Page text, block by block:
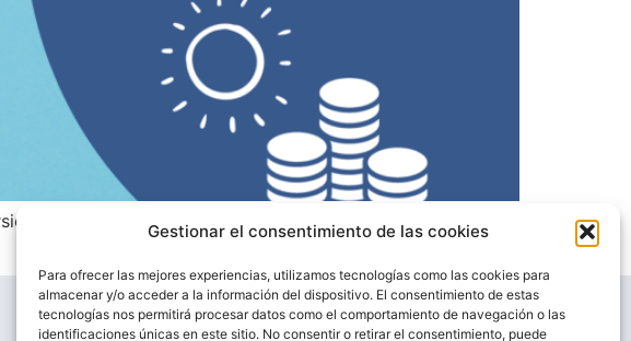
Gestionar el consentimiento de las cookies
Para ofrecer las mejores experiencias, utilizamos tecnologías como las cookies para
almacenar y/o acceder a la información del dispositivo. El consentimiento de estas
tecnologías nos permitirá procesar datos como el comportamiento de navegación o las
identificaciones únicas en este sitio. No consentir o retirar el consentimiento, puede
más rentables, seguras y al alcance de todo el mundo